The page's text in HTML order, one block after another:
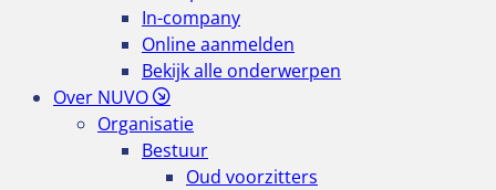
In-company
Online aanmelden
Bekijk alle onderwerpen
Over NUVO
Organisatie
Bestuur
Oud voorzitters